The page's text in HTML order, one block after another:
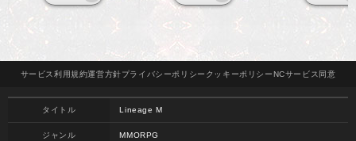
サービス 利用規約運営方針プライバシーポリシー クッキーポリシーNCサービス 同意
タイトル Lineage M
ジャンル MMORPG